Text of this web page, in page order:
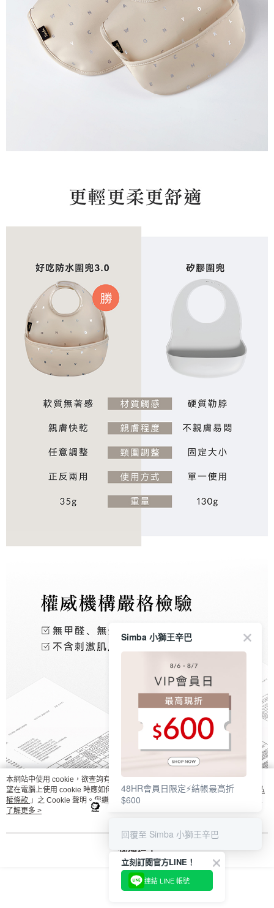
本網站中使用 cookie，欲查詢有關本網站使用 cookie 方式之詳情，及若您不希
望在電腦上使用 cookie 時應如何變更電腦的 cookie 設定，請參閱本網站「
隱私
權條款 」之 Cookie 聲明。您繼續使用本網站即表示您同意本公司得按本網站使
用條款之 Cookie 聲明使用 cookie。
了解更多 >
我知道了
Simba 小獅王辛巴
48HR會員日限定⚡結帳最高折
$600
回覆至 Simba 小獅王辛巴
立刻訂閱官方LINE！
連結 LINE 帳號